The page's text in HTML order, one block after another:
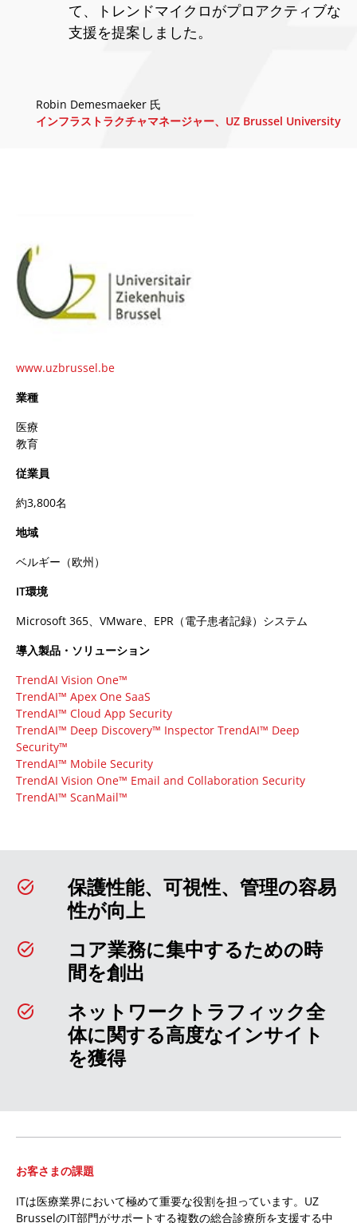
て、トレンドマイクロがプロアクティブな
支援を提案しました。
Robin Demesmaeker 氏
インフラストラクチャマネージャー、UZ Brussel University
www.uzbrussel.be
業種
医療
教育
従業員
約3,800名
地域
ベルギー（欧州）
IT環境
Microsoft 365、VMware、EPR（電子患者記録）システム
導入製品・ソリューション
TrendAI Vision One™
TrendAI™ Apex One SaaS
TrendAI™ Cloud App Security
TrendAI™ Deep Discovery™ Inspector TrendAI™ Deep
Security™
TrendAI™ Mobile Security
TrendAI Vision One™ Email and Collaboration Security
TrendAI™ ScanMail™
保護性能、可視性、管理の容易
性が向上
コア業務に集中するための時
間を創出
ネットワークトラフィック全
体に関する高度なインサイト
を獲得
お客さまの課題
ITは医療業界において極めて重要な役割を担っています。UZ
BrusselのIT部門がサポートする複数の総合診療所を支援する中